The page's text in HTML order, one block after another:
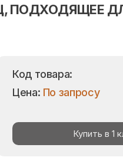
ПОДХОДЯЩЕЕ
Код товара:
Цена: По запросу
Купить в 1